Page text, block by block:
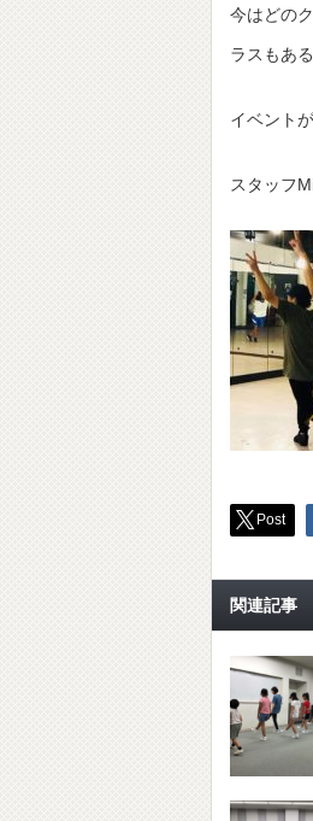
今はどの
ラスもあ
イベント
スタッフ
Post
関連記事